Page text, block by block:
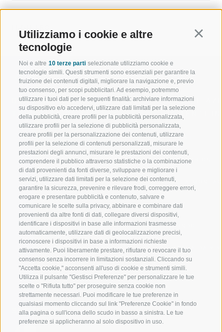
Utilizziamo i cookie e altre
tecnologie
Noi e altre 10 terze parti selezionate utilizziamo cookie e
tecnologie simili. Questi strumenti sono essenziali per garantire la
fruizione dei contenuti digitali, migliorare la navigazione e, previo
tuo consenso, per scopi pubblicitari. Ad esempio, potremmo
utilizzare i tuoi dati per le seguenti finalità: archiviare informazioni
su dispositivo e/o accedervi, utilizzare dati limitati per la selezione
della pubblicità, creare profili per la pubblicità personalizzata,
utilizzare profili per la selezione di pubblicità personalizzata,
creare profili per la personalizzazione dei contenuti, utilizzare
profili per la selezione di contenuti personalizzati, misurare le
prestazioni degli annunci, misurare le prestazioni dei contenuti,
comprendere il pubblico attraverso statistiche o la combinazione
di dati provenienti da fonti diverse, sviluppare e migliorare i
servizi, utilizzare dati limitati per la selezione dei contenuti,
garantire la sicurezza, prevenire e rilevare frodi, correggere errori,
erogare e presentare pubblicità e contenuto, salvare e
comunicare le scelte sulla privacy, abbinare e combinare dati
provenienti da altre fonti di dati, collegare diversi dispositivi,
identificare i dispositivi in base alle informazioni trasmesse
automaticamente, utilizzare dati di geolocalizzazione precisi,
riconoscere i dispositivi in base a informazioni richieste
attivamente. Puoi liberamente prestare, rifiutare o revocare il tuo
consenso senza incorrere in limitazioni sostanziali. Cliccando su
"Accetta cookie," acconsenti all'uso di cookie e strumenti simili.
Utilizza il pulsante "Gestisci Preferenze" per personalizzare le tue
scelte o "Rifiuta tutto" per proseguire senza cookie non
strettamente necessari. Puoi modificare le tue preferenze in
qualsiasi momento cliccando sul link "Preferenze Cookie" in fondo
alla pagina o sull'icona dello scudo in basso a sinistra. Le tue
preferenze si applicheranno al solo dispositivo in uso.
BENVENUTI NELLA REGIONE
TURISTICA DI RACINES
VAL GIOVO
VAL RACINES
VAL RIDANNA
IMPIANTI DI RISALITA
SCUOLA DI SCI RACINES
LUISL'S SKI SCHOOL A RACINES
SPORT E
MOMENTI
SCIARE
ESCURSIONI
ALTA
BIKE
FONDO
ACQUA DA
SEGUICI SUI SOCIAL